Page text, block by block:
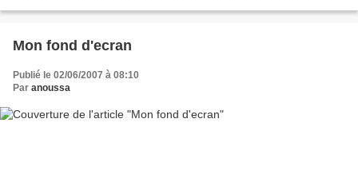
Mon fond d'ecran
Publié le 02/06/2007 à 08:10
Par anoussa